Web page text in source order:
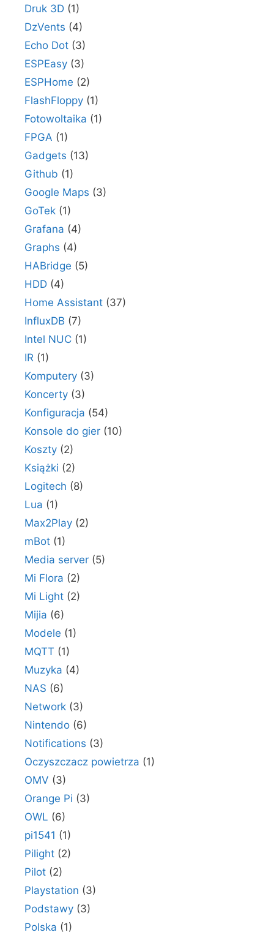
Druk 3D (1)
DzVents (4)
Echo Dot (3)
ESPEasy (3)
ESPHome (2)
FlashFloppy (1)
Fotowoltaika (1)
FPGA (1)
Gadgets (13)
Github (1)
Google Maps (3)
GoTek (1)
Grafana (4)
Graphs (4)
HABridge (5)
HDD (4)
Home Assistant (37)
InfluxDB (7)
Intel NUC (1)
IR (1)
Komputery (3)
Koncerty (3)
Konfiguracja (54)
Konsole do gier (10)
Koszty (2)
Książki (2)
Logitech (8)
Lua (1)
Max2Play (2)
mBot (1)
Media server (5)
Mi Flora (2)
Mi Light (2)
Mijia (6)
Modele (1)
MQTT (1)
Muzyka (4)
NAS (6)
Network (3)
Nintendo (6)
Notifications (3)
Oczyszczacz powietrza (1)
OMV (3)
Orange Pi (3)
OWL (6)
pi1541 (1)
Pilight (2)
Pilot (2)
Playstation (3)
Podstawy (3)
Polska (1)